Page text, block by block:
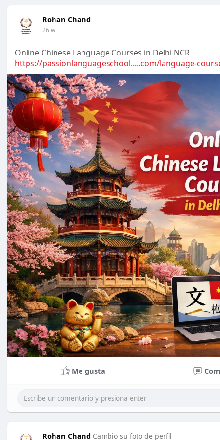
Rohan Chand
26 w
Online Chinese Language Courses in Delhi NCR
https://passionlanguageschool.....com/language-
Me gusta
Rohan Chand Cambio su foto de perfil